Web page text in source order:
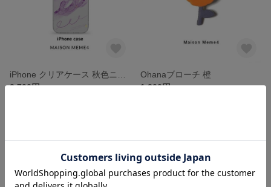
2,700円
Ohanaブローチ 橙
1,200円